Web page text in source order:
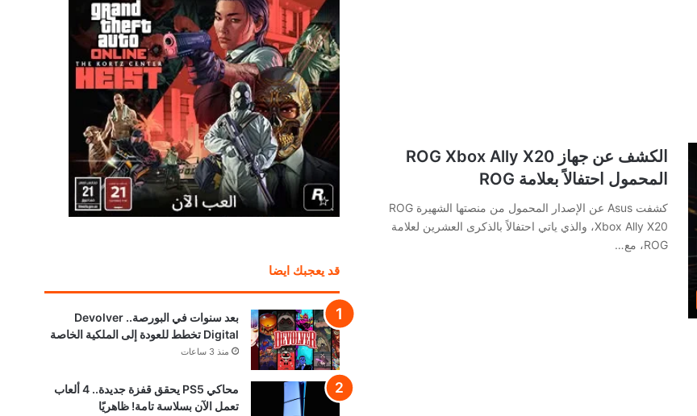
الكشف عن جهاز ROG Xbox Ally X20
المحمول احتفالاً بعلامة ROG
كشفت Asus عن الإصدار المحمول من منصتها الشهيرة ROG
Xbox Ally X20، والذي ياتي احتفالاً بالذكرى العشرين لعلامة
ROG، مع…
قد يعجبك ايضا
بعد سنوات في البورصة.. Devolver
Digital تخطط للعودة إلى الملكية الخاصة
منذ 3 ساعات
محاكي PS5 يحقق قفزة جديدة.. 4 ألعاب
تعمل الآن بسلاسة تامة! ظاهريًا